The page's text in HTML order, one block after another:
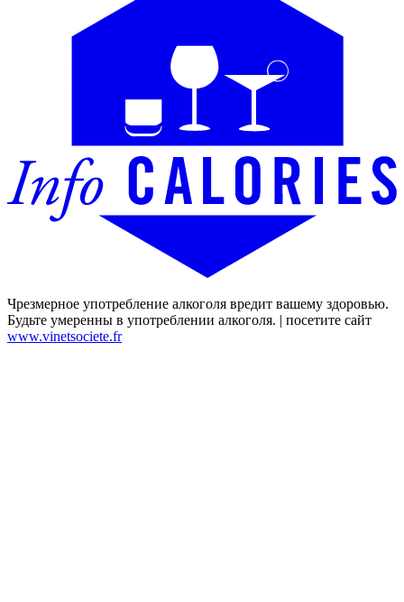
Чрезмерное употребление алкоголя вредит вашему здоровью.
Будьте умеренны в употреблении алкоголя. | посетите сайт
www.vinetsociete.fr